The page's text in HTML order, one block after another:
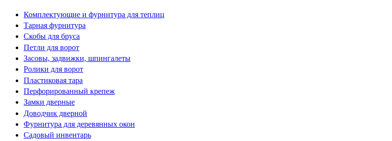
Комплектующие и фурнитура для теплиц
Тарная фурнитура
Скобы для бруса
Петли для ворот
Засовы, задвижки, шпингалеты
Ролики для ворот
Пластиковая тара
Перфорированный крепеж
Замки дверные
Доводчик дверной
Фурнитура для деревянных окон
Садовый инвентарь